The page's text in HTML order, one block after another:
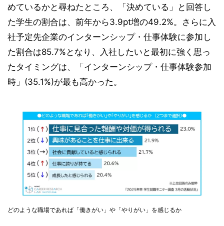
めているかと尋ねたところ、「決めている」と回答し
た学生の割合は、前年から3.9pt増の49.2%。さらに入
社予定先企業のインターンシップ・仕事体験に参加し
た割合は85.7%となり、入社したいと最初に強く思っ
たタイミングは、「インターンシップ・仕事体験参加
時」(35.1%)が最も高かった。
どのような職場であれば「働きがい」や「やりがい」を感じるか